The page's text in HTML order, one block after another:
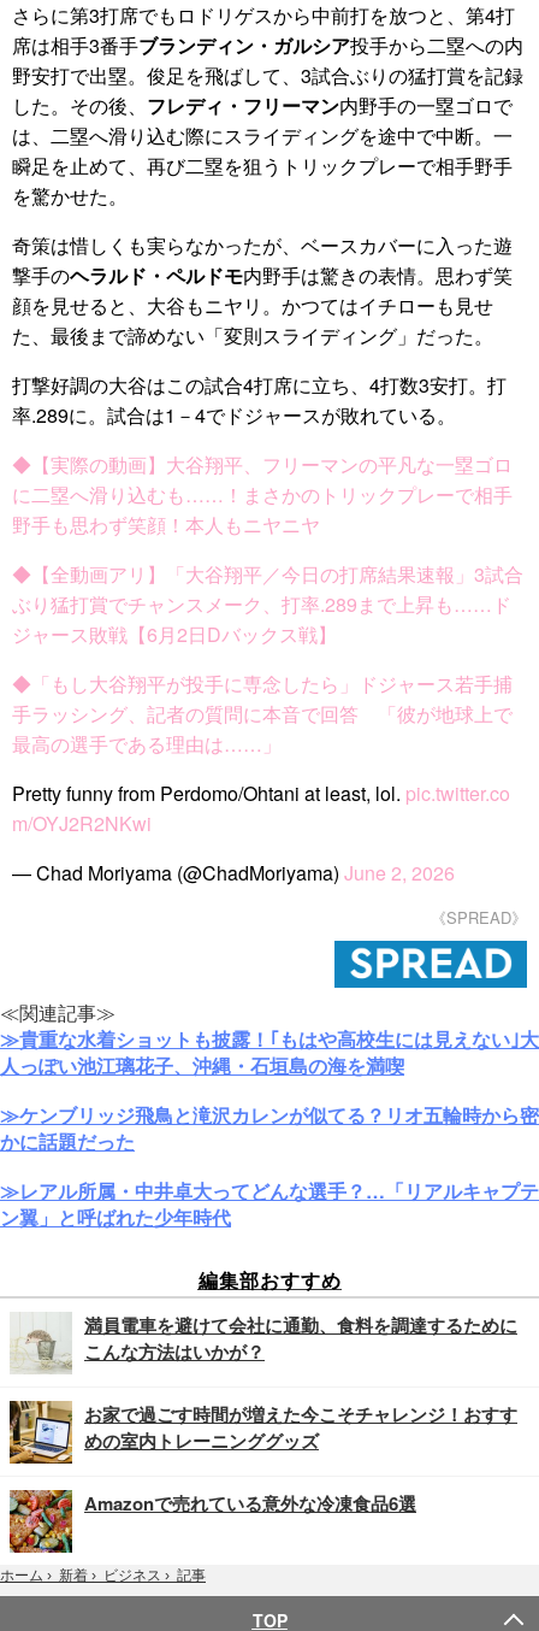
さらに第3打席でもロドリゲスから中前打を放つと、第4打
席は相手3番手ブランディン・ガルシア投手から二塁への内
野安打で出塁。俊足を飛ばして、3試合ぶりの猛打賞を記録
した。その後、 フレディ・フリーマン内野手の一塁ゴロで
は、二塁へ滑り込む際にスライディングを途中で中断。一
瞬足を止めて、再び二塁を狙うトリックプレーで相手野手
を驚かせた。
奇策は惜しくも実らなかったが、ベースカバーに入った遊
撃手のヘラルド・ペルドモ内野手は驚きの表情。思わず笑
顔を見せると、大谷もニヤリ。かつてはイチローも見せ
た、最後まで諦めない「変則スライディング」だった。
打撃好調の大谷はこの試合4打席に立ち、4打数3安打。打
率.289に。試合は1－4でドジャースが敗れている。
◆【実際の動画】大谷翔平、フリーマンの平凡な一塁ゴロ
に二塁へ滑り込むも……！まさかのトリックプレーで相手
野手も思わず笑顔！本人もニヤニヤ
◆【全動画アリ】「大谷翔平／今日の打席結果速報」3試合
ぶり猛打賞でチャンスメーク、打率.289まで上昇も……ド
ジャース敗戦【6月2日Dバックス戦】
◆「もし大谷翔平が投手に専念したら」ドジャース若手捕
手ラッシング、記者の質問に本音で回答 「彼が地球上で
最高の選手である理由は……」
Pretty funny from Perdomo/Ohtani at least, lol. pic.twitter.co
m/OYJ2R2NKwi
— Chad Moriyama (@ChadMoriyama) June 2, 2026
《SPREAD》
≪関連記事≫
≫貴重な水着ショットも披露！｢もはや高校生には見えない｣大
人っぽい池江璃花子、沖縄・石垣島の海を満喫
≫ケンブリッジ飛鳥と滝沢カレンが似てる？リオ五輪時から密
かに話題だった
≫レアル所属・中井卓大ってどんな選手？…「リアルキャプテ
ン翼」と呼ばれた少年時代
編集部おすすめ
満員電車を避けて会社に通勤、食料を調達するために
こんな方法はいかが？
お家で過ごす時間が増えた今こそチャレンジ！おすす
めの室内トレーニンググッズ
Amazonで売れている意外な冷凍食品6選
ホーム › 新着 › ビジネス › 記事
TOP